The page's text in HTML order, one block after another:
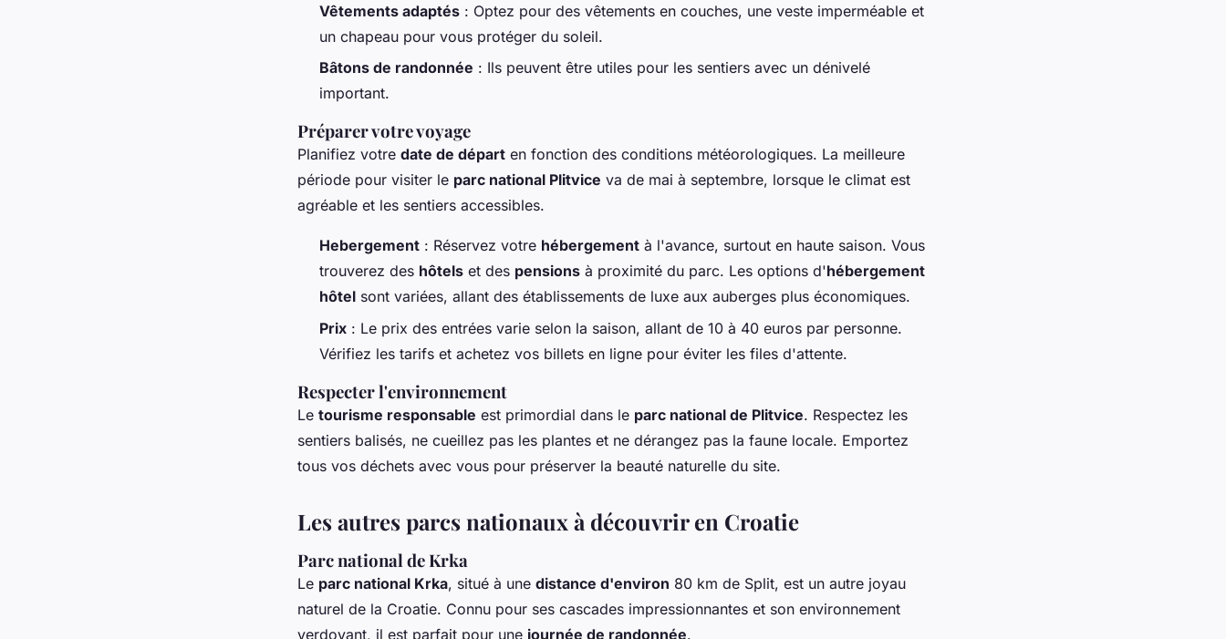
Vêtements adaptés : Optez pour des vêtements en couches, une veste imperméable et
un chapeau pour vous protéger du soleil.
Bâtons de randonnée : Ils peuvent être utiles pour les sentiers avec un dénivelé
important.
Préparer votre voyage
Planifiez votre date de départ en fonction des conditions météorologiques. La meilleure
période pour visiter le parc national Plitvice va de mai à septembre, lorsque le climat est
agréable et les sentiers accessibles.
Hebergement : Réservez votre hébergement à l'avance, surtout en haute saison. Vous
trouverez des hôtels et des pensions à proximité du parc. Les options d'hébergement
hôtel sont variées, allant des établissements de luxe aux auberges plus économiques.
Prix : Le prix des entrées varie selon la saison, allant de 10 à 40 euros par personne.
Vérifiez les tarifs et achetez vos billets en ligne pour éviter les files d'attente.
Respecter l'environnement
Le tourisme responsable est primordial dans le parc national de Plitvice. Respectez les
sentiers balisés, ne cueillez pas les plantes et ne dérangez pas la faune locale. Emportez
tous vos déchets avec vous pour préserver la beauté naturelle du site.
Les autres parcs nationaux à découvrir en Croatie
Parc national de Krka
Le parc national Krka, situé à une distance d'environ 80 km de Split, est un autre joyau
naturel de la Croatie. Connu pour ses cascades impressionnantes et son environnement
verdoyant, il est parfait pour une journée de randonnée.